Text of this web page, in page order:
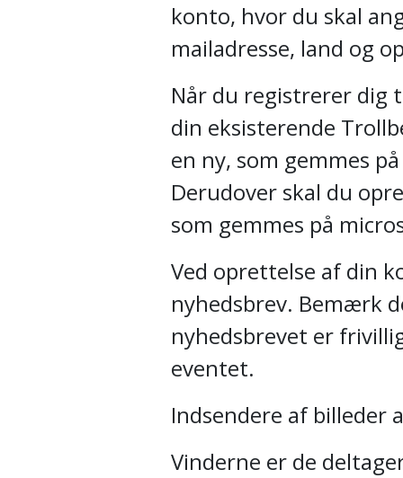
konto, hvor du skal
mailadresse, land og
Når du registrerer dig
din eksisterende
en ny, som gemmes
Derudover skal du
som gemmes på
Ved oprettelse af din
nyhedsbrev. Bemærk
nyhedsbrevet er
eventet.
Indsendere af billeder
Vinderne er de